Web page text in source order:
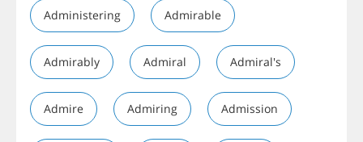
Administering Admirable
Admirably Admiral Admiral's
Admire Admiring Admission